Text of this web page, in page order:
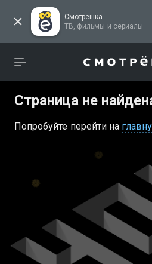
Смотрёшка
ТВ, фильмы и сериалы
Страница не
Попробуйте перейти на